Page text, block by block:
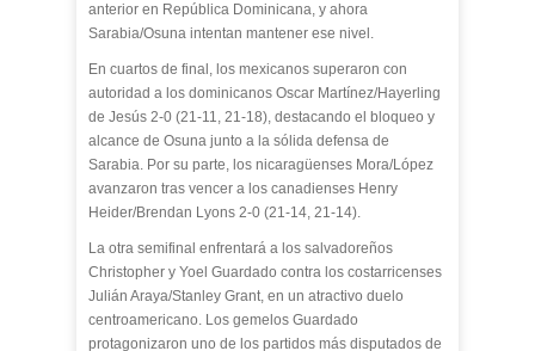
anterior en República Dominicana, y ahora
Sarabia/Osuna intentan mantener ese nivel.
En cuartos de final, los mexicanos superaron con
autoridad a los dominicanos Oscar Martínez/Hayerling
de Jesús 2-0 (21-11, 21-18), destacando el bloqueo y
alcance de Osuna junto a la sólida defensa de
Sarabia. Por su parte, los nicaragüenses Mora/López
avanzaron tras vencer a los canadienses Henry
Heider/Brendan Lyons 2-0 (21-14, 21-14).
La otra semifinal enfrentará a los salvadoreños
Christopher y Yoel Guardado contra los costarricenses
Julián Araya/Stanley Grant, en un atractivo duelo
centroamericano. Los gemelos Guardado
protagonizaron uno de los partidos más disputados de